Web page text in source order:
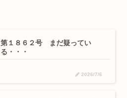
第１８６２号 まだ疑ってい
る・・・
2026/7/6